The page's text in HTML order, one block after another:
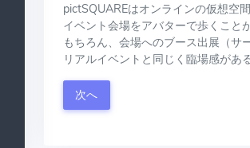
pictSQUAREはオンラインの仮想空
イベント会場をアバターで歩くこと
もちろん、会場へのブース出展（サ
リアルイベントと同じく臨場感があ
次へ